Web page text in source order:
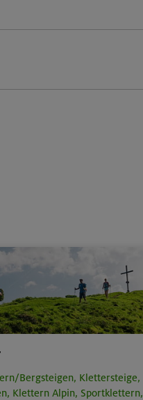
Bergsteigen, Klettersteige,
Klettern Alpin, Sportklettern,